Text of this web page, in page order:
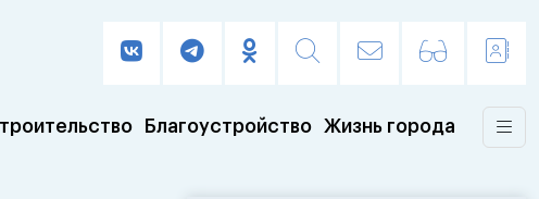
Благоустройство Жизнь города